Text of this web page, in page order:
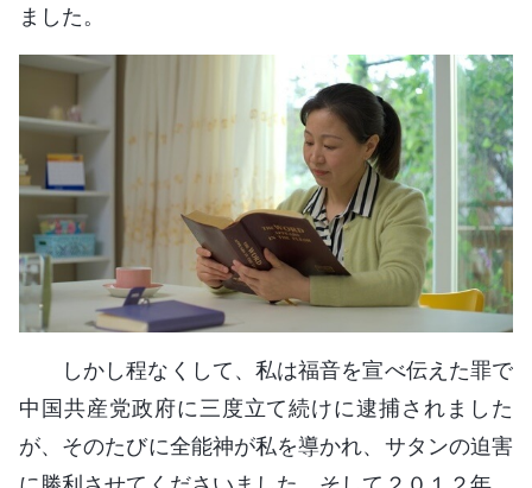
ました。
しかし程なくして、私は福音を宣べ伝えた罪で
中国共産党政府に三度立て続けに逮捕されました
が、そのたびに全能神が私を導かれ、サタンの迫害